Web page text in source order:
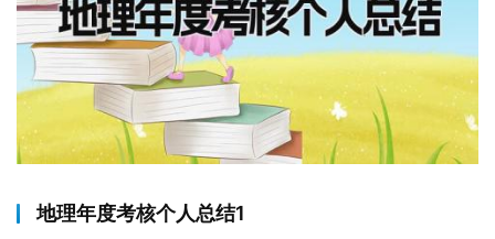
地理年度考核个人总结1